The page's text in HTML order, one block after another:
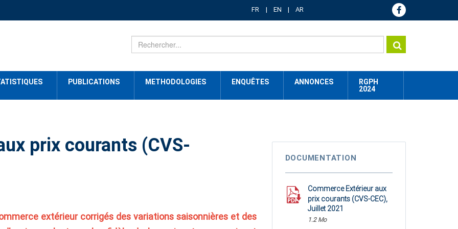
FR EN AR
PUBLICATIONS METHODOLOGIES ENQUÊTES ANNONCES
RGPH
2024
prix courants (CVS-
extérieur corrigés des variations saisonnières et des
DOCUMENTATION
Commerce Extérieur aux
prix courants (CVS-CEC),
Juillet 2021
1.2 Mo